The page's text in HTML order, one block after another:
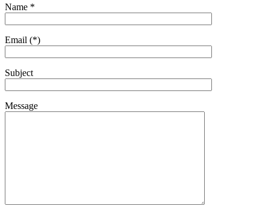
Name *
Email (*)
Subject
Message